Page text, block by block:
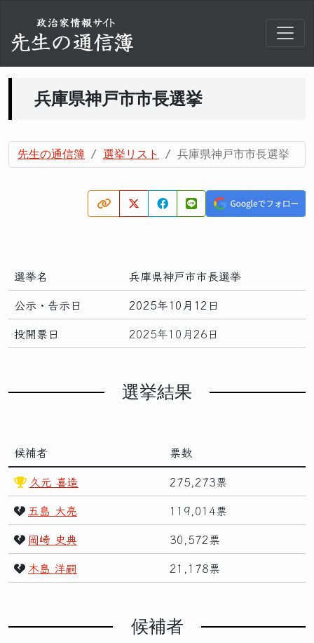
兵庫県神戸市市長選挙
先生の通信簿 選挙リスト 兵庫県神戸市市長選挙
選挙名
兵庫県神戸市市長選挙
公示・告示日
2025年10月12日
投開票日
2025年10月26日
選挙結果
候補者
票数
久元 喜造
275,273票
五島 大亮
119,014票
岡崎 史典
30,572票
木島 洋嗣
21,178票
候補者